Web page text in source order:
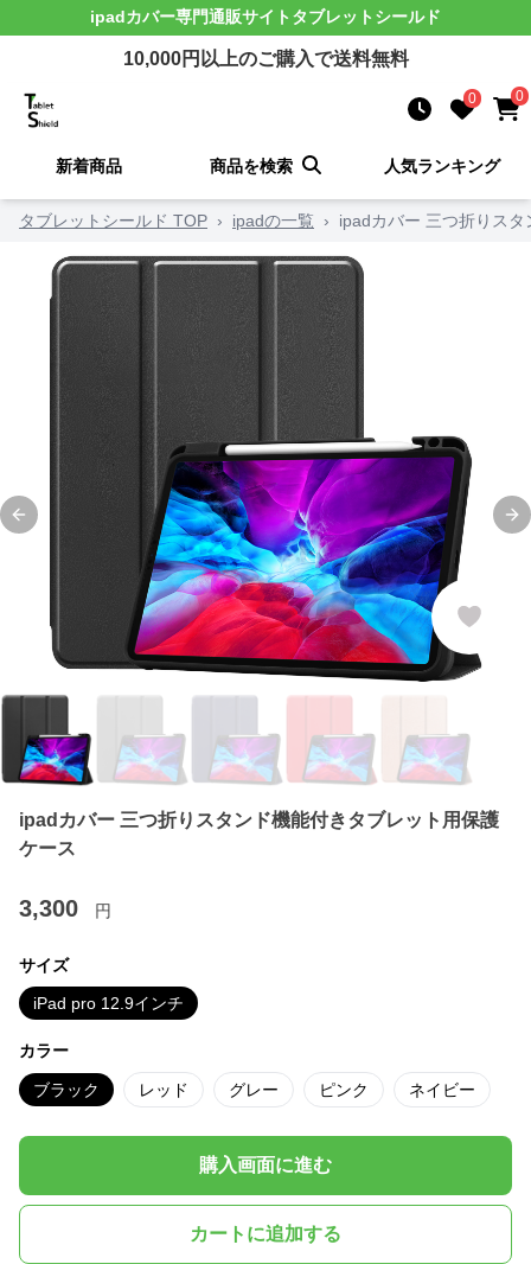
ipadカバー専門通販サイト タブレットシールド
10,000円以上のご購入で送料無料
0 0
新着商品 商品を検索 人気ランキング
タブレットシールド TOP › ipadの一覧 › ipadカバー 三つ折りス
Previous slide
ipadカバー 三つ折りスタンド機能付きタブレット用保護
ケース
3,300 円
サイズ
iPad pro 12.9インチ
カラー
ブラック レッド グレー ピンク ネイビー
購入画面に進む
カートに追加する